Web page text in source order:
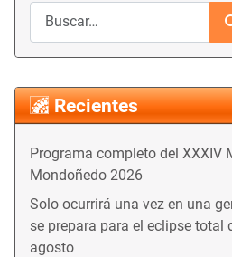
Recientes
Programa completo del XXXIV
Mondoñedo 2026
Solo ocurrirá una vez en una
se prepara para el eclipse total
agosto